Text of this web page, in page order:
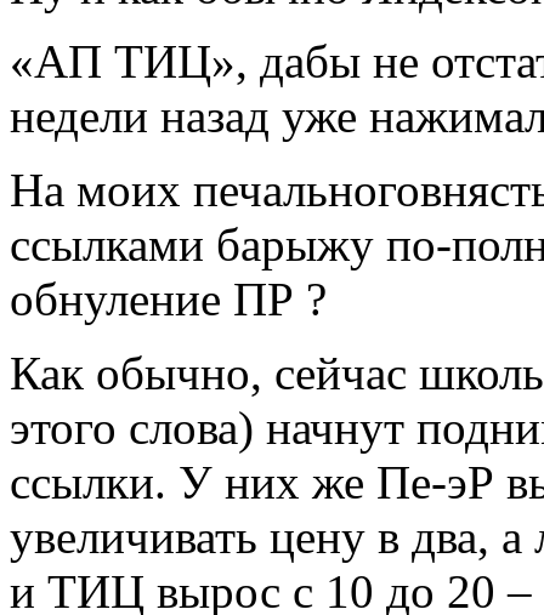
«АП ТИЦ», дабы не
недели назад уже
На моих
ссылками барыжу по-
обнуление ПР ?
Как обычно, сейчас
этого слова) начнут
ссылки. У них же Пе-эР
увеличивать цену в два,
и ТИЦ вырос с 10 до 20 –